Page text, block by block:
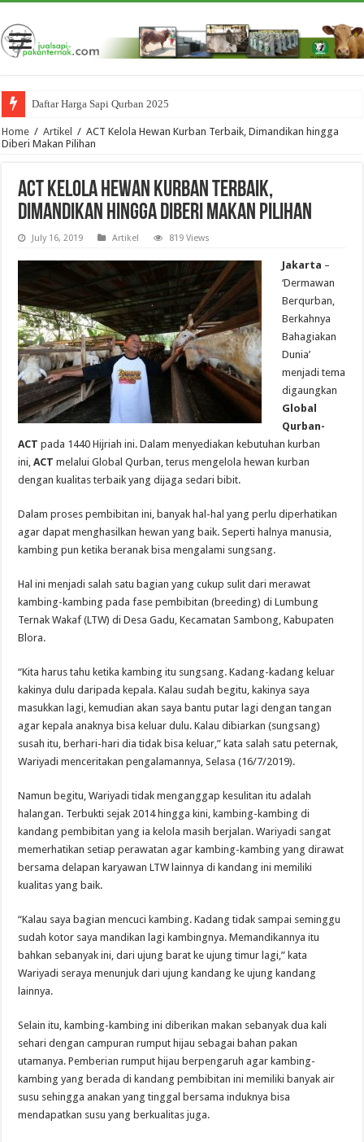
Daftar Harga Sapi Qurban 2025
Home / Artikel / ACT Kelola Hewan Kurban Terbaik, Dimandikan hingga
Diberi Makan Pilihan
ACT Kelola Hewan Kurban Terbaik,
Dimandikan hingga Diberi Makan Pilihan
July 16, 2019 Artikel 819 Views
Jakarta –
‘Dermawan
Berqurban,
Berkahnya
Bahagiakan
Dunia’
menjadi tema
digaungkan
Global
Qurban-
ACT pada 1440 Hijriah ini. Dalam menyediakan kebutuhan kurban
ini,ACT melalui Global Qurban, terus mengelola hewan kurban
dengan kualitas terbaik yang dijaga sedari bibit.
Dalam proses pembibitan ini, banyak hal-hal yang perlu diperhatikan
agar dapat menghasilkan hewan yang baik. Seperti halnya manusia,
kambing pun ketika beranak bisa mengalami sungsang.
Hal ini menjadi salah satu bagian yang cukup sulit dari merawat
kambing-kambing pada fase pembibitan (breeding) di Lumbung
Ternak Wakaf (LTW) di Desa Gadu, Kecamatan Sambong, Kabupaten
Blora.
“Kita harus tahu ketika kambing itu sungsang. Kadang-kadang keluar
kakinya dulu daripada kepala. Kalau sudah begitu, kakinya saya
masukkan lagi, kemudian akan saya bantu putar lagi dengan tangan
agar kepala anaknya bisa keluar dulu. Kalau dibiarkan (sungsang)
susah itu, berhari-hari dia tidak bisa keluar,” kata salah satu peternak,
Wariyadi menceritakan pengalamannya, Selasa (16/7/2019).
Namun begitu, Wariyadi tidak menganggap kesulitan itu adalah
halangan. Terbukti sejak 2014 hingga kini, kambing-kambing di
kandang pembibitan yang ia kelola masih berjalan. Wariyadi sangat
memerhatikan setiap perawatan agar kambing-kambing yang dirawat
bersama delapan karyawan LTW lainnya di kandang ini memiliki
kualitas yang baik.
“Kalau saya bagian mencuci kambing. Kadang tidak sampai seminggu
sudah kotor saya mandikan lagi kambingnya. Memandikannya itu
bahkan sebanyak ini, dari ujung barat ke ujung timur lagi,” kata
Wariyadi seraya menunjuk dari ujung kandang ke ujung kandang
lainnya.
Selain itu, kambing-kambing ini diberikan makan sebanyak dua kali
sehari dengan campuran rumput hijau sebagai bahan pakan
utamanya. Pemberian rumput hijau berpengaruh agar kambing-
kambing yang berada di kandang pembibitan ini memiliki banyak air
susu sehingga anakan yang tinggal bersama induknya bisa
mendapatkan susu yang berkualitas juga.